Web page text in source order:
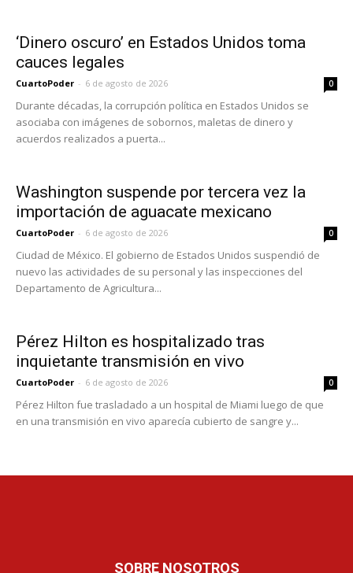
‘Dinero oscuro’ en Estados Unidos toma
cauces legales
CuartoPoder - 6 de agosto de 2026 0
Durante décadas, la corrupción política en Estados Unidos se
asociaba con imágenes de sobornos, maletas de dinero y
acuerdos realizados a puerta...
Washington suspende por tercera vez la
importación de aguacate mexicano
CuartoPoder - 6 de agosto de 2026 0
Ciudad de México. El gobierno de Estados Unidos suspendió de
nuevo las actividades de su personal y las inspecciones del
Departamento de Agricultura...
Pérez Hilton es hospitalizado tras
inquietante transmisión en vivo
CuartoPoder - 6 de agosto de 2026 0
Pérez Hilton fue trasladado a un hospital de Miami luego de que
en una transmisión en vivo aparecía cubierto de sangre y...
SOBRE NOSOTROS